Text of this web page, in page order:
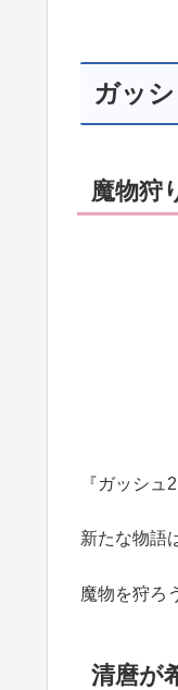
ガッ
魔物狩
『ガッシュ
新たな物語
魔物を狩ろ
清麿が